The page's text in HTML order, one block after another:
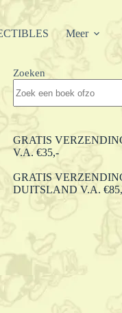
Meer
Zoeken
GRATIS
V.A. €35,-
GRATIS
DUITSLAND V.A.